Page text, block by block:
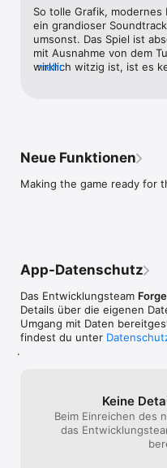
and keep track of your
even let you tweak the
accomplished scientists,
You might encounter
So tolle Grafik, modernes
ein grandioser
umsonst. Das Spiel ist
mit Ausnahme von dem
wirklich witzig ist, ist es
mehr
Neue Funktionen
Making the game ready for
App-Datenschutz
Das Entwicklungsteam
Details über die eigenen
Umgang mit Daten
findest du unter
.
Keine
Beim Einreichen des
das